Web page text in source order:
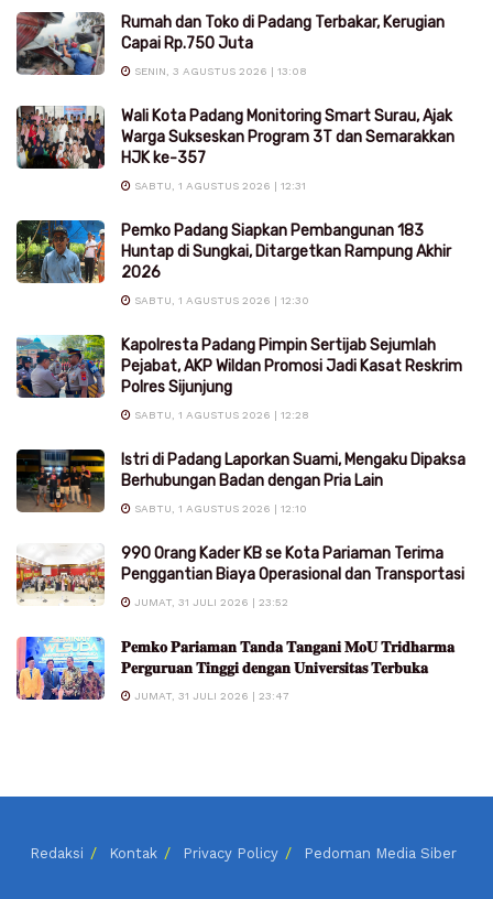
Rumah dan Toko di Padang Terbakar, Kerugian
Capai Rp.750 Juta
SENIN, 3 AGUSTUS 2026 | 13:08
Wali Kota Padang Monitoring Smart Surau, Ajak
Warga Sukseskan Program 3T dan Semarakkan
HJK ke-357
SABTU, 1 AGUSTUS 2026 | 12:31
Pemko Padang Siapkan Pembangunan 183
Huntap di Sungkai, Ditargetkan Rampung Akhir
2026
SABTU, 1 AGUSTUS 2026 | 12:30
Kapolresta Padang Pimpin Sertijab Sejumlah
Pejabat, AKP Wildan Promosi Jadi Kasat Reskrim
Polres Sijunjung
SABTU, 1 AGUSTUS 2026 | 12:28
Istri di Padang Laporkan Suami, Mengaku Dipaksa
Berhubungan Badan dengan Pria Lain
SABTU, 1 AGUSTUS 2026 | 12:10
990 Orang Kader KB se Kota Pariaman Terima
Penggantian Biaya Operasional dan Transportasi
JUMAT, 31 JULI 2026 | 23:52
𝐏𝐞𝐦𝐤𝐨 𝐏𝐚𝐫𝐢𝐚𝐦𝐚𝐧 𝐓𝐚𝐧𝐝𝐚 𝐓𝐚𝐧𝐠𝐚𝐧𝐢 𝐌𝐨𝐔 𝐓𝐫𝐢𝐝𝐡𝐚𝐫𝐦𝐚
𝐏𝐞𝐫𝐠𝐮𝐫𝐮𝐚𝐧 𝐓𝐢𝐧𝐠𝐠𝐢 𝐝𝐞𝐧𝐠𝐚𝐧 𝐔𝐧𝐢𝐯𝐞𝐫𝐬𝐢𝐭𝐚𝐬 𝐓𝐞𝐫𝐛𝐮𝐤𝐚
JUMAT, 31 JULI 2026 | 23:47
Redaksi Kontak Privacy Policy Pedoman Media Siber